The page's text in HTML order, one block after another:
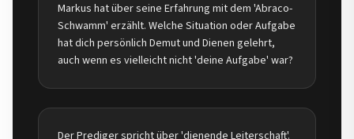
Markus hat über seine Erfahrung mit dem 'Abraco-
Schwamm' erzählt. Welche Situation oder Aufgabe
hat dich persönlich Demut und Dienen gelehrt,
auch wenn es vielleicht nicht 'deine Aufgabe' war?
Der Prediger spricht über 'dienende Leiterschaft'.